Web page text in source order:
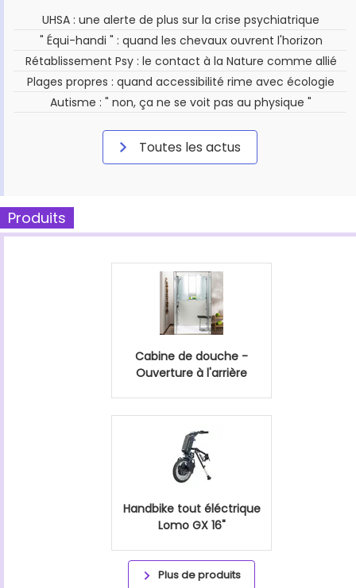
UHSA : une alerte de plus sur la crise psychiatrique
" Équi-handi " : quand les chevaux ouvrent l'horizon
Rétablissement Psy : le contact à la Nature comme allié
Plages propres : quand accessibilité rime avec écologie
Autisme : " non, ça ne se voit pas au physique "
Toutes les actus
Produits
Cabine de douche -
Ouverture à l'arrière
Handbike tout éléctrique
Lomo GX 16"
Plus de produits